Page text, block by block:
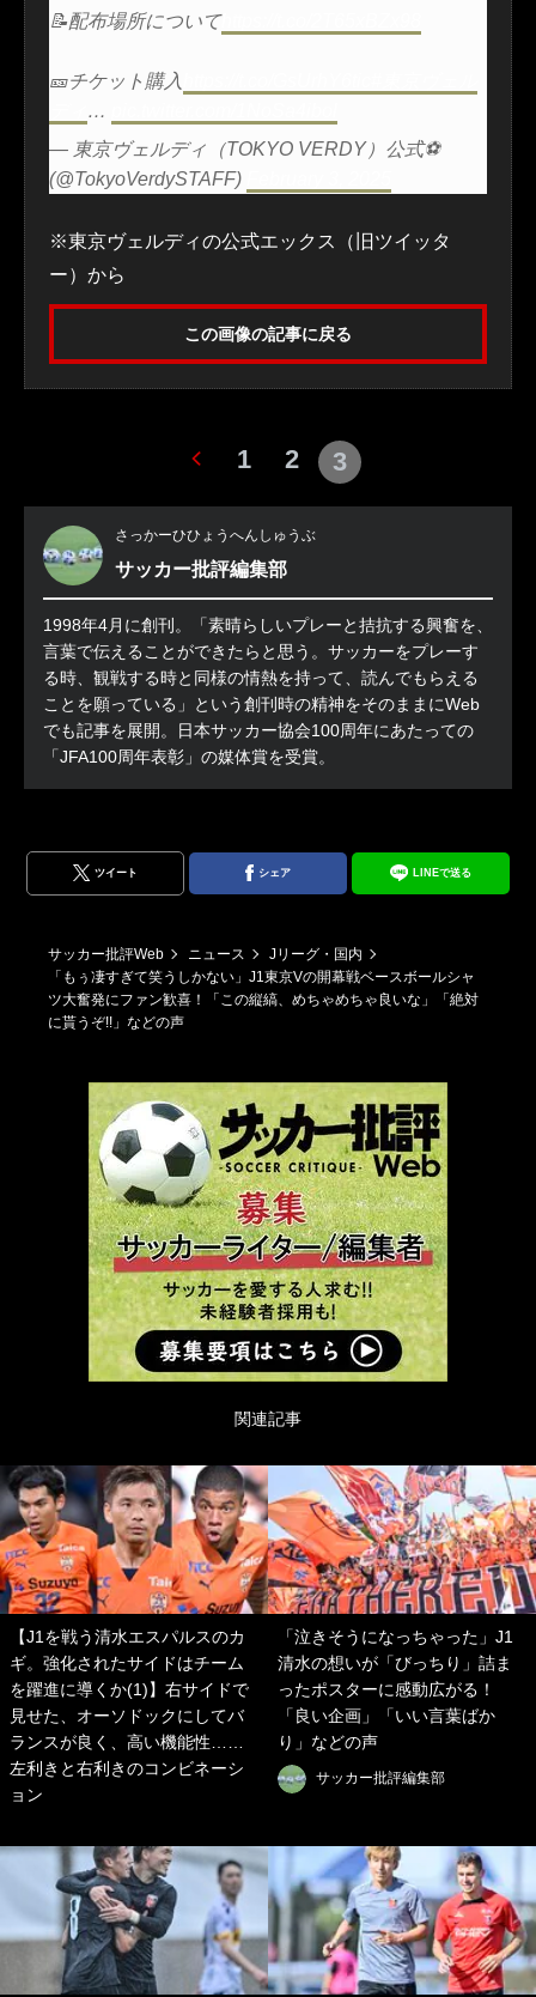
📝配布場所についてhttps://t.co/2T65xBZx98
🎫チケット購入
…
— 東京ヴェルディ（TOKYO VERDY）公式⚽
(@TokyoVerdySTAFF)
※東京ヴェルディの公式エックス（旧ツイッタ
ー）から
この画像の記事に戻る
1 2 3
さっかーひひょうへんしゅうぶ
サッカー批評編集部
1998年4月に創刊。「素晴らしいプレーと拮抗する興奮を、
言葉で伝えることができたらと思う。サッカーをプレーす
る時、観戦する時と同様の情熱を持って、読んでもらえる
ことを願っている」という創刊時の精神をそのままにWeb
でも記事を展開。日本サッカー協会100周年にあたっての
「JFA100周年表彰」の媒体賞を受賞。
ツイート シェア LINEで送る
サッカー批評Web ニュース
Jリーグ・国内
「もぅ凄すぎて笑うしかない」J1東京Vの開幕戦ベースボールシャ
ツ大奮発にファン歓喜！「この縦縞、めちゃめちゃ良いな」「絶対
に貰うぞ!!」などの声
関連記事
【J1を戦う清水エスパルスのカ
ギ。強化されたサイドはチーム
を躍進に導くか(1)】右サイドで
見せた、オーソドックにしてバ
ランスが良く、高い機能性……
左利きと右利きのコンビネーシ
ョン
「泣きそうになっちゃった」J1
清水の想いが「びっちり」詰ま
ったポスターに感動広がる！
「良い企画」「いい言葉ばか
り」などの声
サッカー批評編集部